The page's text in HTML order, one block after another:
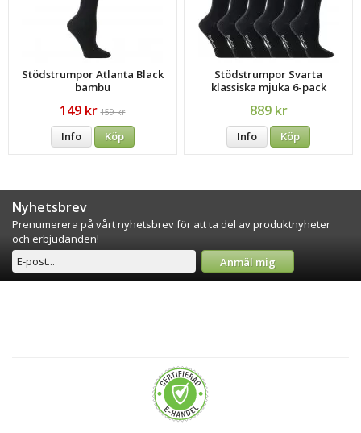
Stödstrumpor Atlanta Black
bambu
149 kr 159 kr
Info Köp
Stödstrumpor Svarta
klassiska mjuka 6-pack
889 kr
Info Köp
Nyhetsbrev
Prenumerera på vårt nyhetsbrev för att ta del av produktnyheter
och erbjudanden!
Anmäl mig